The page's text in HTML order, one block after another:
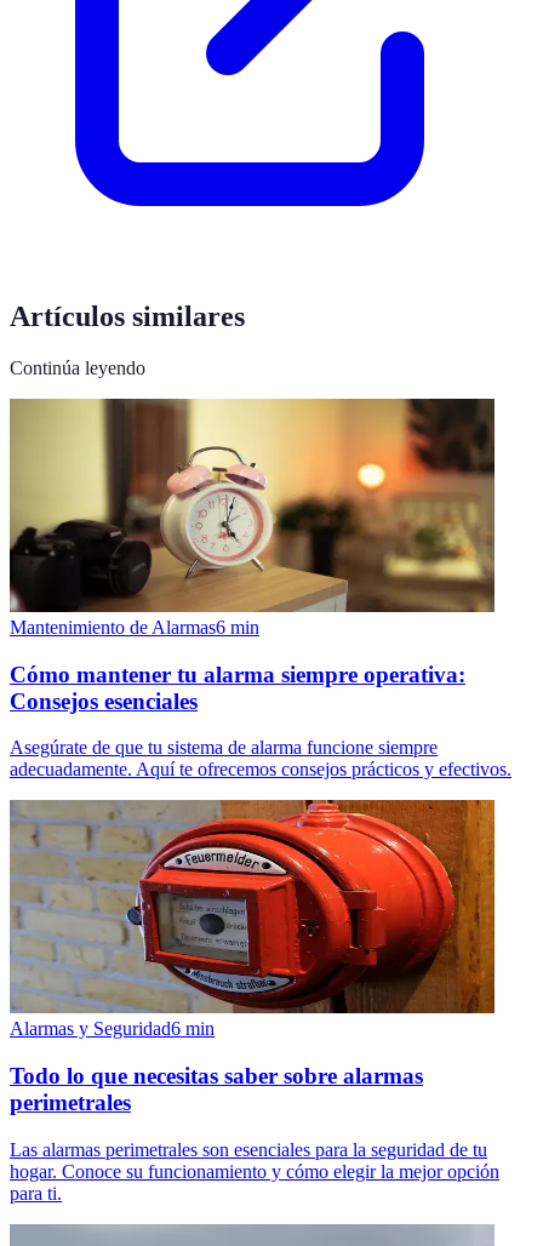
Artículos similares
Continúa leyendo
Mantenimiento de Alarmas6 min
Cómo mantener tu alarma siempre operativa:
Consejos esenciales
Asegúrate de que tu sistema de alarma funcione siempre
adecuadamente. Aquí te ofrecemos consejos prácticos y efectivos.
Alarmas y Seguridad6 min
Todo lo que necesitas saber sobre alarmas
perimetrales
Las alarmas perimetrales son esenciales para la seguridad de tu
hogar. Conoce su funcionamiento y cómo elegir la mejor opción
para ti.